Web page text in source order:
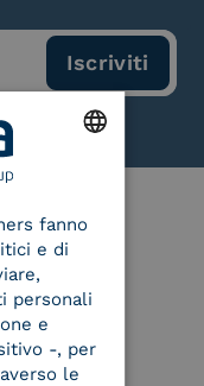
ITALIAN
fanno
e di
personali
e
-, per
le